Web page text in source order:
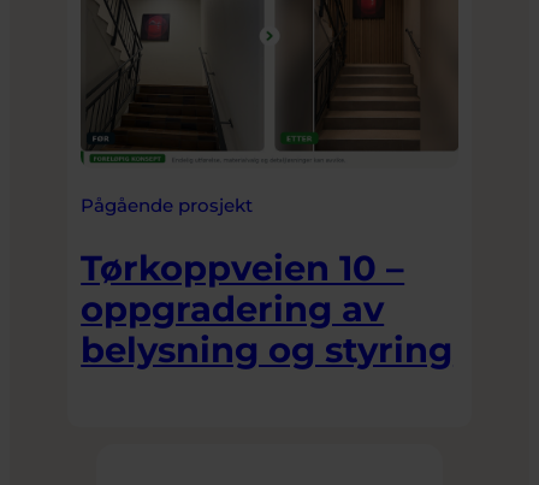
Pågående prosjekt
Tørkoppveien 10 –
oppgradering av
belysning og styring